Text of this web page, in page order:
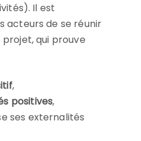
Il est
acteurs de se réunir
projet, qui prouve
,
positives,
ses externalités